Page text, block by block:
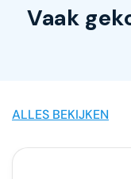
Vaak
ALLES BEKIJKEN